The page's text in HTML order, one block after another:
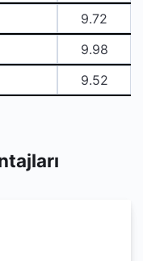
9.72
9.98
9.52